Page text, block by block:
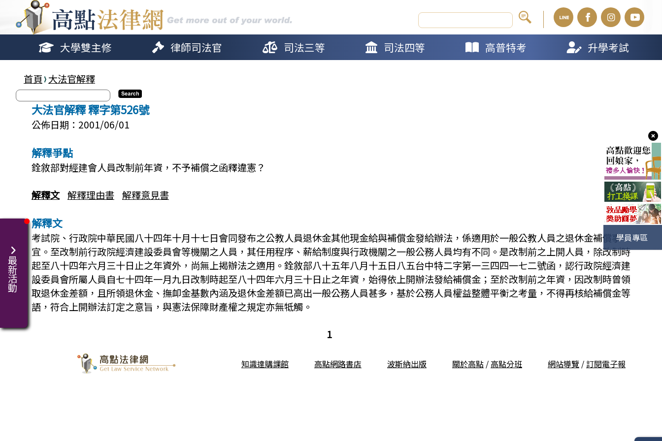
大學雙主修 律師司法官 司法三等 司法四等 高普特考 升學考試
首頁 大法官解釋
大法官解釋 釋字第526號
公佈日期：2001/06/01
解釋爭點
銓敘部對經建會人員改制前年資，不予補償之函釋違憲？
解釋文 解釋理由書 解釋意見書
解釋文
考試院、行政院中華民國八十四年十月十七日會同發布之公教人員退休金其他現金給與補償金發給辦法，係適用於一般公教人員之退休金補償事
宜。至改制前行政院經濟建設委員會等機關之人員，其任用程序、薪給制度與行政機關之一般公務人員均有不同。是改制前之上開人員，除改制時
起至八十四年六月三十日止之年資外，尚無上揭辦法之適用。銓敘部八十五年八月十五日八五台中特二字第一三四四一七二號函，認行政院經濟建
設委員會所屬人員自七十四年一月九日改制時起至八十四年六月三十日止之年資，始得依上開辦法發給補償金；至於改制前之年資，因改制時曾領
取退休金差額，且所領退休金、撫卹金基數內涵及退休金差額已高出一般公務人員甚多，基於公務人員權益整體平衡之考量，不得再核給補償金等
語，符合上開辦法訂定之意旨，與憲法保障財產權之規定亦無牴觸。
1
學員專區
最新活動
知識達購課館 高點網路書店 波斯納出版 關於高點 / 高點分班 網站導覽 /訂閱電子報